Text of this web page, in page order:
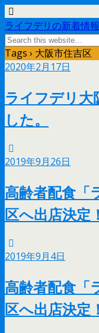
ライフデリの新着情報
Tags › 大阪市住吉区
2020年2月17日
ライフデリ大
した。
2019年9月26日
高齢者配食「
区へ出店決定！
2019年9月4日
高齢者配食「
区へ出店決定！